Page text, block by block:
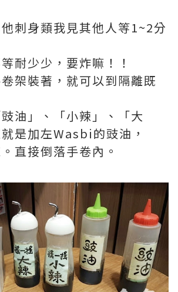
刺身類我見其他人等1~2分
耐少少，要炸嘛！！
架裝著，就可以到隔離既
油」、「小辣」、「大
是加左Wasbi的豉油，
直接倒落手卷內。